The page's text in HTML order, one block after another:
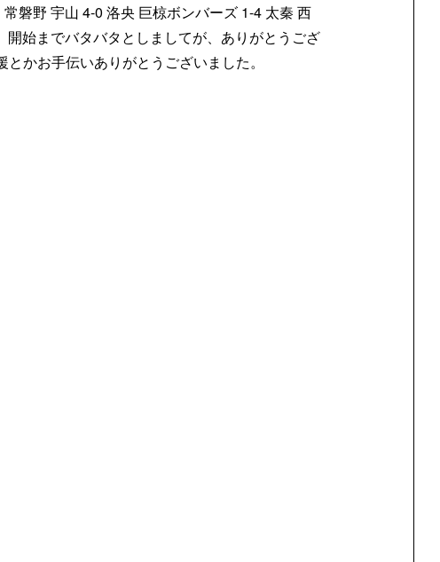
磐野 宇山 4-0 洛央 巨椋ボンバーズ 1-4 太秦 西
開始までバタバタとしましてが、ありがとうござ
かお手伝いありがとうございました。